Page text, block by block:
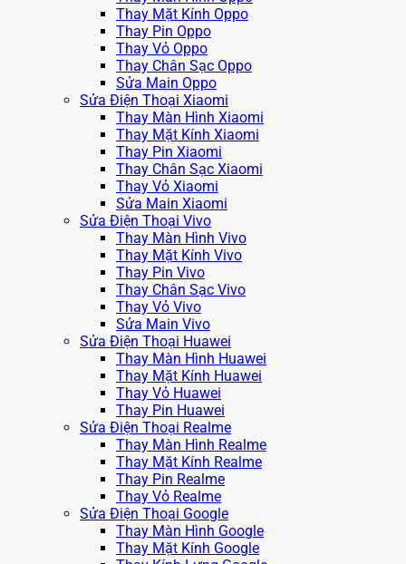
Thay Mặt Kính Oppo
Thay Pin Oppo
Thay Vỏ Oppo
Thay Chân Sạc Oppo
Sửa Main Oppo
Sửa Điện Thoại Xiaomi
Thay Màn Hình Xiaomi
Thay Mặt Kính Xiaomi
Thay Pin Xiaomi
Thay Chân Sạc Xiaomi
Thay Vỏ Xiaomi
Sửa Main Xiaomi
Sửa Điện Thoại Vivo
Thay Màn Hình Vivo
Thay Mặt Kính Vivo
Thay Pin Vivo
Thay Chân Sạc Vivo
Thay Vỏ Vivo
Sửa Main Vivo
Sửa Điện Thoại Huawei
Thay Màn Hình Huawei
Thay Mặt Kính Huawei
Thay Vỏ Huawei
Thay Pin Huawei
Sửa Điện Thoại Realme
Thay Màn Hình Realme
Thay Mặt Kính Realme
Thay Pin Realme
Thay Vỏ Realme
Sửa Điện Thoại Google
Thay Màn Hình Google
Thay Mặt Kính Google